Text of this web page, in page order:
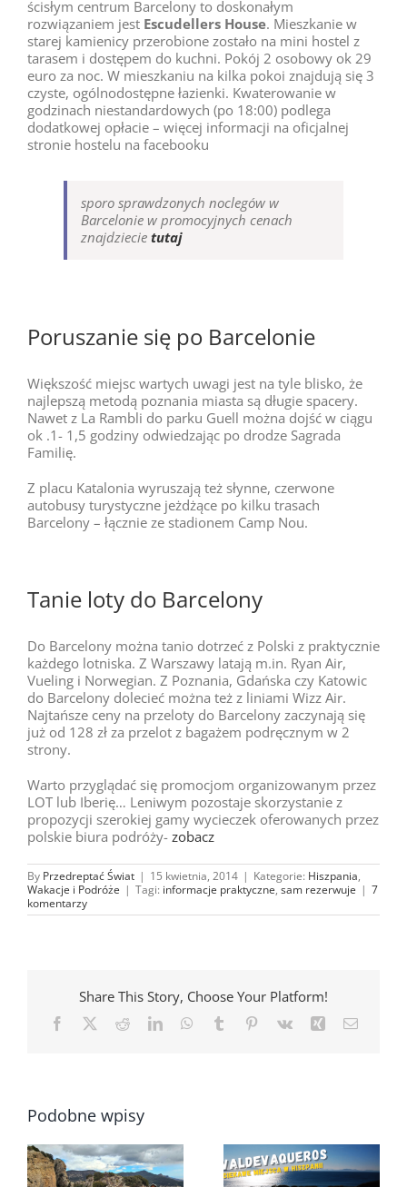
ścisłym centrum Barcelony to doskonałym
rozwiązaniem jest Escudellers House. Mieszkanie w
starej kamienicy przerobione zostało na mini hostel z
tarasem i dostępem do kuchni. Pokój 2 osobowy ok 29
euro za noc. W mieszkaniu na kilka pokoi znajdują się 3
czyste, ogólnodostępne łazienki. Kwaterowanie w
godzinach niestandardowych (po 18:00) podlega
dodatkowej opłacie – więcej informacji na oficjalnej
stronie hostelu na facebooku
sporo sprawdzonych noclegów w
Barcelonie w promocyjnych cenach
znajdziecie tutaj
Poruszanie się po Barcelonie
Większość miejsc wartych uwagi jest na tyle blisko, że
najlepszą metodą poznania miasta są długie spacery.
Nawet z La Rambli do parku Guell można dojść w ciągu
ok .1- 1,5 godziny odwiedzając po drodze Sagrada
Familię.
Z placu Katalonia wyruszają też słynne, czerwone
autobusy turystyczne jeżdżące po kilku trasach
Barcelony – łącznie ze stadionem Camp Nou.
Tanie loty do Barcelony
Do Barcelony można tanio dotrzeć z Polski z praktycznie
każdego lotniska. Z Warszawy latają m.in. Ryan Air,
Vueling i Norwegian. Z Poznania, Gdańska czy Katowic
do Barcelony dolecieć można też z liniami Wizz Air.
Najtańsze ceny na przeloty do Barcelony zaczynają się
już od 128 zł za przelot z bagażem podręcznym w 2
strony.
Warto przyglądać się promocjom organizowanym przez
LOT lub Iberię… Leniwym pozostaje skorzystanie z
propozycji szerokiej gamy wycieczek oferowanych przez
polskie biura podróży- zobacz
By Przedreptać Świat | 15 kwietnia, 2014 | Kategorie: Hiszpania,
Wakacje i Podróże | Tagi: informacje praktyczne, sam rezerwuje | 7
komentarzy
Share This Story, Choose Your Platform!
Facebook RedditLinkedInWhatsApp
Tumblr Pinterest
Vk Xing Email
Podobne wpisy